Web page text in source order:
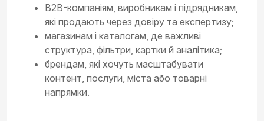
B2B-компаніям, виробникам і підрядникам,
які продають через довіру та експертизу;
магазинам і каталогам, де важливі
структура, фільтри, картки й аналітика;
брендам, які хочуть масштабувати
контент, послуги, міста або товарні
напрямки.